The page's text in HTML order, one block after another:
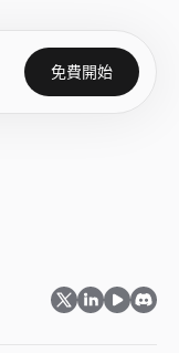
ICP 評分模型，提供即
免費開始